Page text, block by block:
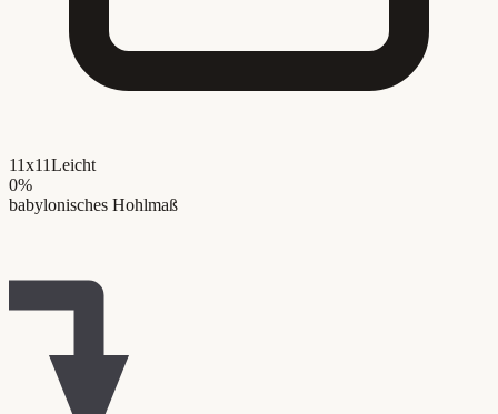
11x11Leicht
0%
babylonisches Hohlmaß